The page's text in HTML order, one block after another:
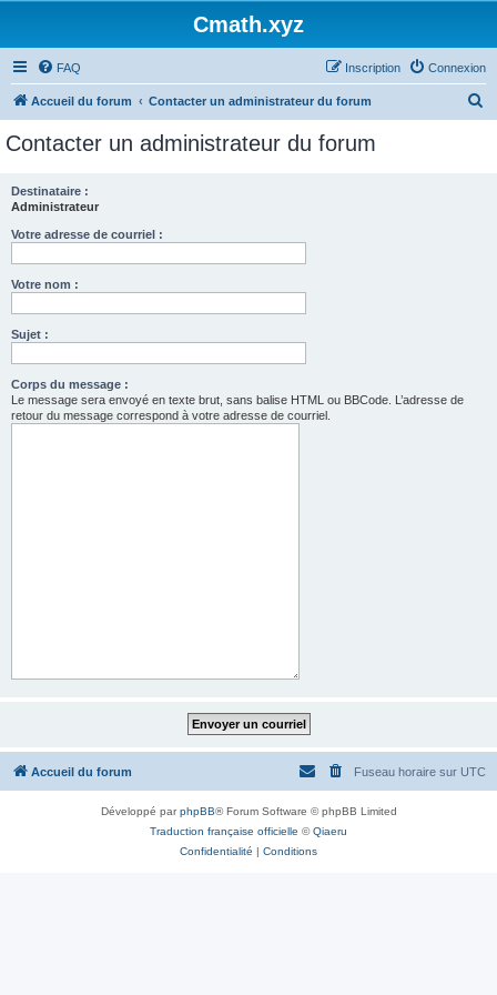
Cmath.xyz
FAQ Connexion
Inscription
Accueil du forum Contacter un administrateur du forum
Contacter un administrateur du forum
Destinataire :
Administrateur
Votre adresse de courriel :
Votre nom :
Sujet :
Corps du message :
Le message sera envoyé en texte brut, sans balise HTML ou BBCode. L’adresse de
retour du message correspond à votre adresse de courriel.
Accueil du forum Fuseau horaire sur UTC
Développé parphpBB® Forum Software © phpBB Limited
Traduction française officielle ©Qiaeru
Confidentialité | Conditions